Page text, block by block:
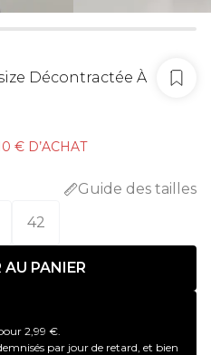
Décontractée À
€ D’ACHAT
Guide des tailles
42
PANIER
2,99 €.
par jour de retard, et bien